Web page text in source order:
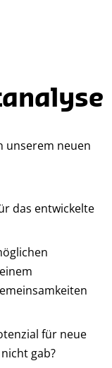
unserem neuen
das entwickelte
für neue
gab?